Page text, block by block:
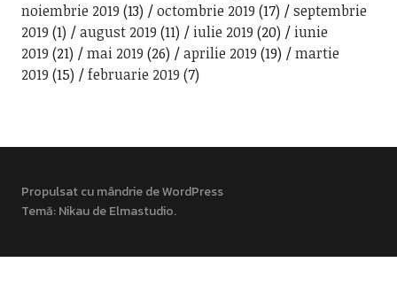
noiembrie 2019 (13) octombrie 2019 (17)
septembrie
2019 (1) august 2019 (11) iulie 2019 (20)
iunie
2019 (21) mai 2019 (26) aprilie 2019 (19)
martie
2019 (15) februarie 2019 (7)
Propulsat cu mândrie de WordPress
Temă: Nikau deElmastudio.